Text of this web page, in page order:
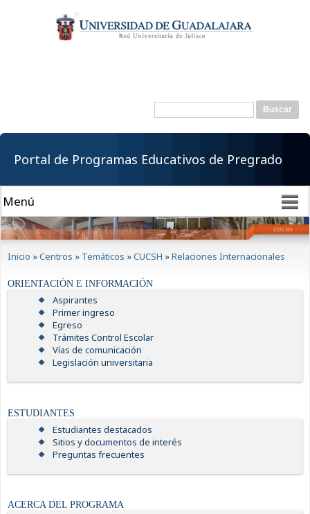
contenido
principal
Formulario de
Buscar
Portal de Programas Educativos de Pregrado
Inicio »Centros » Temáticos »CUCSH »Relaciones Internacionales
ORIENTACIÓN E INFORMACIÓN
Aspirantes
Primer ingreso
Egreso
Trámites Control Escolar
Vías de comunicación
Legislación universitaria
ESTUDIANTES
Estudiantes destacados
Sitios y documentos de interés
Preguntas frecuentes
ACERCA DEL PROGRAMA